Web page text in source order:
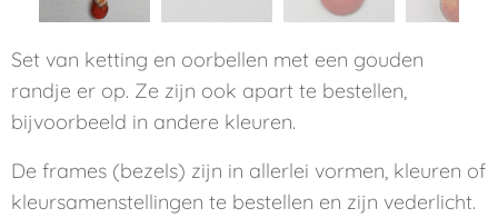
Set van ketting en oorbellen met een gouden
randje er op. Ze zijn ook apart te bestellen,
bijvoorbeeld in andere kleuren.
De frames (bezels) zijn in allerlei vormen, kleuren of
kleursamenstellingen te bestellen en zijn vederlicht.